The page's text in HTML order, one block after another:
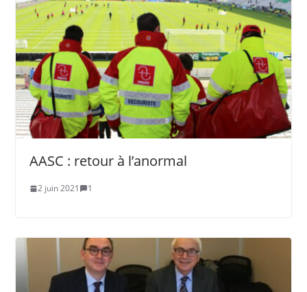
AASC : retour à l’anormal
2 juin 2021 1